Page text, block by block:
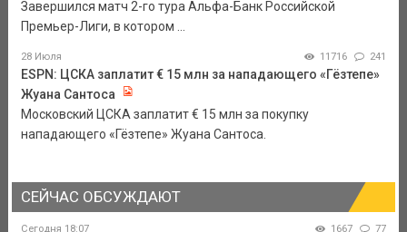
Завершился матч 2-го тура Альфа-Банк Российской
Премьер-Лиги, в котором ...
28 Июля 11716 241
ESPN: ЦСКА заплатит € 15 млн за нападающего «Гёзтепе»
Жуана Сантоса
Московский ЦСКА заплатит € 15 млн за покупку
нападающего «Гёзтепе» Жуана Сантоса.
СЕЙЧАС ОБСУЖДАЮТ
Сегодня 18:07 1667 77